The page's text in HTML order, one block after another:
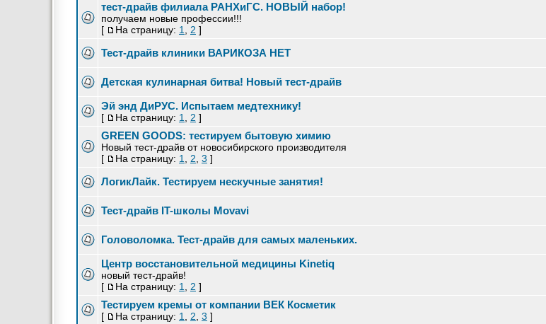
тест-драйв филиала РАНХиГС. НОВЫЙ набор!
получаем новые профессии!!!
[
На страницу: 1 2 ]
Тест-драйв клиники ВАРИКОЗА НЕТ
Детская кулинарная битва! Новый тест-драйв
Эй энд ДиРУС. Испытаем медтехнику!
[ На страницу: 1 2 ]
GREEN GOODS: тестируем бытовую химию
Новый тест-драйв от новосибирского производителя
[
На страницу: 1 2 3 ]
ЛогикЛайк. Тестируем нескучные занятия!
Тест-драйв IT-школы Movavi
Головоломка. Тест-драйв для самых маленьких.
Центр восстановительной медицины Kinetiq
новый тест-драйв!
[
На страницу: 1 2 ]
Тестируем кремы от компании ВЕК Косметик
[ На страницу: 1 2 3 ]